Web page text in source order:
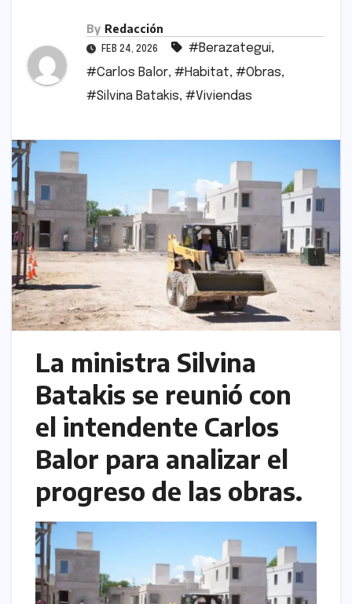
By Redacción
FEB 24, 2026 #Berazategui,
#Carlos Balor, #Habitat, #Obras,
#Silvina Batakis, #Viviendas
La ministra Silvina
Batakis se reunió con
el intendente Carlos
Balor para analizar el
progreso de las obras.